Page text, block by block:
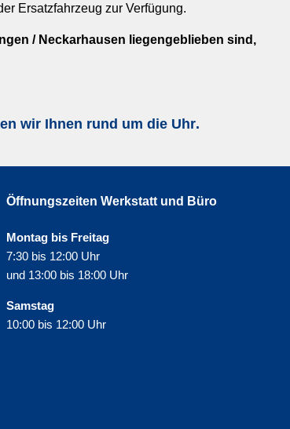
Ersatzfahrzeug zur Verfügung.
/ Neckarhausen liegengeblieben sind,
wir Ihnen rund um die Uhr.
Öffnungszeiten Werkstatt und Büro
Montag bis Freitag
7:30 bis 12:00 Uhr
und 13:00 bis 18:00 Uhr
Samstag
10:00 bis 12:00 Uhr